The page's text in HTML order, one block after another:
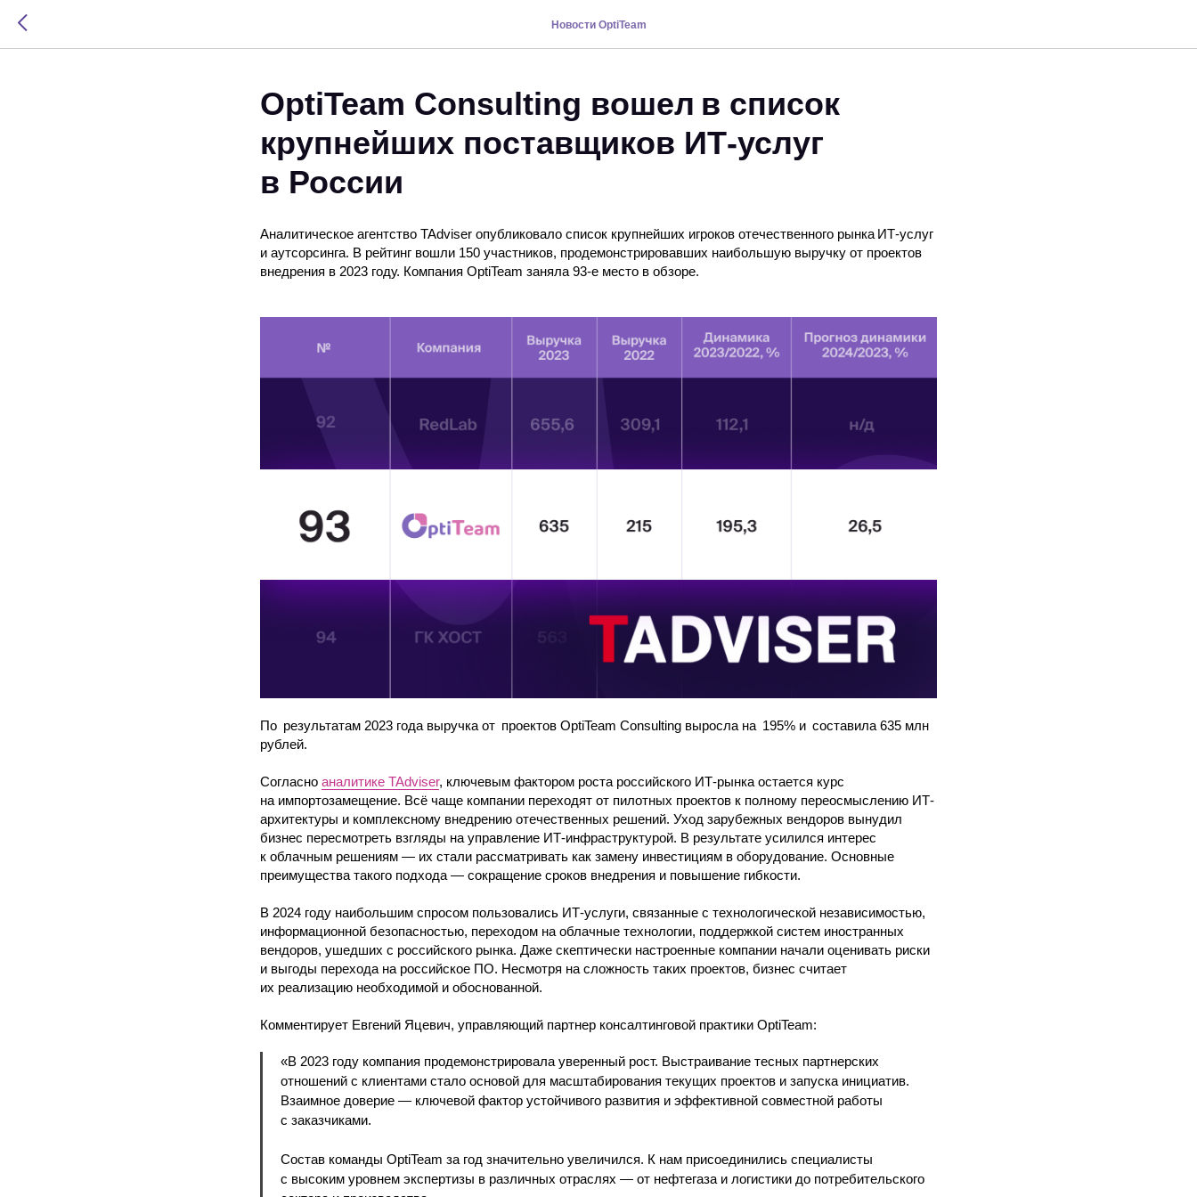
Новости OptiTeam
OptiTeam Consulting вошел в список
крупнейших поставщиков ИТ-услуг
в России
Аналитическое агентство TAdviser опубликовало список крупнейших игроков отечественного рынка ИТ-услуг
и аутсорсинга. В рейтинг вошли 150 участников, продемонстрировавших наибольшую выручку от проектов
внедрения в 2023 году. Компания OptiTeam заняла 93-е место в обзоре.
По результатам 2023 года выручка от проектов OptiTeam Consulting выросла на 195% и составила 635 млн
рублей.
Согласно аналитике TAdviser, ключевым фактором роста российского ИТ-рынка остается курс
на импортозамещение. Всё чаще компании переходят от пилотных проектов к полному переосмыслению ИТ-
архитектуры и комплексному внедрению отечественных решений. Уход зарубежных вендоров вынудил
бизнес пересмотреть взгляды на управление ИТ-инфраструктурой. В результате усилился интерес
к облачным решениям — их стали рассматривать как замену инвестициям в оборудование. Основные
преимущества такого подхода — сокращение сроков внедрения и повышение гибкости.
В 2024 году наибольшим спросом пользовались ИТ-услуги, связанные с технологической независимостью,
информационной безопасностью, переходом на облачные технологии, поддержкой систем иностранных
вендоров, ушедших с российского рынка. Даже скептически настроенные компании начали оценивать риски
и выгоды перехода на российское ПО. Несмотря на сложность таких проектов, бизнес считает
их реализацию необходимой и обоснованной.
Комментирует Евгений Яцевич, управляющий партнер консалтинговой практики OptiTeam:
«В 2023 году компания продемонстрировала уверенный рост. Выстраивание тесных партнерских
отношений с клиентами стало основой для масштабирования текущих проектов и запуска инициатив.
Взаимное доверие — ключевой фактор устойчивого развития и эффективной совместной работы
с заказчиками.
Состав команды OptiTeam за год значительно увеличился. К нам присоединились специалисты
с высоким уровнем экспертизы в различных отраслях — от нефтегаза и логистики до потребительского